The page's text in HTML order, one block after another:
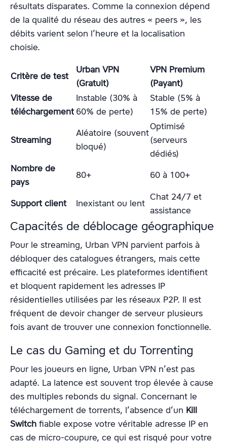
résultats disparates. Comme la connexion dépend
de la qualité du réseau des autres « peers », les
débits varient selon l’heure et la localisation
choisie.
Critère de test
Urban VPN
(Gratuit)
VPN Premium
(Payant)
Vitesse de
téléchargement
Instable (30% à
60% de perte)
Stable (5% à
15% de perte)
Streaming
Aléatoire (souvent
bloqué)
Optimisé
(serveurs
dédiés)
Nombre de
pays
80+ 60 à 100+
Support client Inexistant ou lent
Chat 24/7 et
assistance
Capacités de déblocage géographique
Pour le streaming, Urban VPN parvient parfois à
débloquer des catalogues étrangers, mais cette
efficacité est précaire. Les plateformes identifient
et bloquent rapidement les adresses IP
résidentielles utilisées par les réseaux P2P. Il est
fréquent de devoir changer de serveur plusieurs
fois avant de trouver une connexion fonctionnelle.
Le cas du Gaming et du Torrenting
Pour les joueurs en ligne, Urban VPN n’est pas
adapté. La latence est souvent trop élevée à cause
des multiples rebonds du signal. Concernant le
téléchargement de torrents, l’absence d’un Kill
Switch fiable expose votre véritable adresse IP en
cas de micro-coupure, ce qui est risqué pour votre